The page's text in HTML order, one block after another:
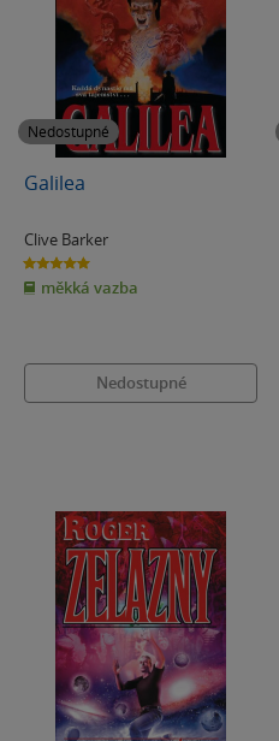
Nedostupné
Galilea
Clive Barker
5.0
z
5
hvězdiček
měkká vazba
Nedostupné